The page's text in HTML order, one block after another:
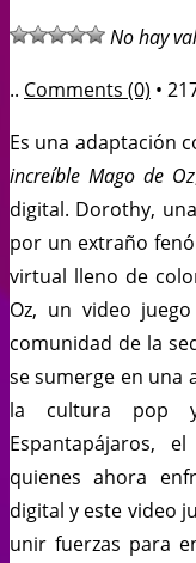
No hay
.. Comments (0) •
Es una adaptación
increíble Mago de Oz
digital. Dorothy,
por un extraño
virtual lleno de
Oz, un video
comunidad de la
se sumerge en una
la cultura pop
Espantapájaros,
quienes ahora
digital y este video
unir fuerzas para